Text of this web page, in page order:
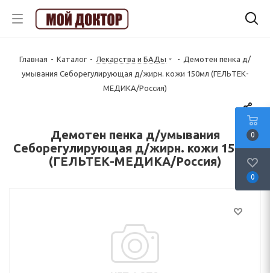
Главная - Каталог - Лекарства и БАДы - Демотен пенка д/
умывания Себорегулирующая д/жирн. кожи 150мл (ГЕЛЬТЕК-
МЕДИКА/Россия)
Демотен пенка д/умывания
Себорегулирующая д/жирн. кожи 150мл
(ГЕЛЬТЕК-МЕДИКА/Россия)
0
0